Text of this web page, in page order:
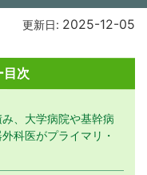
更新日: 2025-12-05
目次
、大学病院や基幹病
科医がプライマリ・